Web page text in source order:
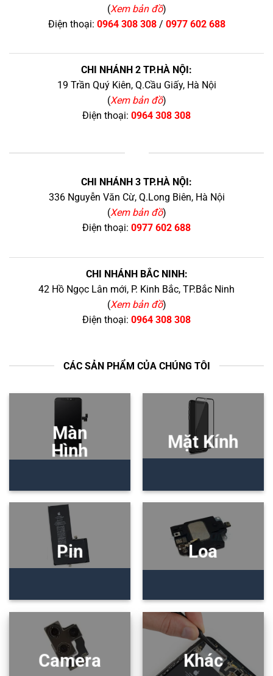
(Xem bản đồ)
Điện thoại: 0964 308 308/ 0977 602 688
CHI NHÁNH 2 TP.HÀ NỘI:
19 Trần Quý Kiên, Q.Cầu Giấy, Hà Nội
(Xem bản đồ)
Điện thoại: 0964 308 308
CHI NHÁNH 3 TP.HÀ NỘI:
336 Nguyễn Văn Cừ, Q.Long Biên, Hà Nội
(Xem bản đồ)
Điện thoại: 0977 602 688
CHI NHÁNH BẮC NINH:
42 Hồ Ngọc Lân mới, P. Kinh Bắc, TP.Bắc Ninh
(Xem bản đồ)
Điện thoại: 0964 308 308
CÁC SẢN PHẨM CỦA CHÚNG TÔI
Màn
Hình
Mặt Kính
Pin Loa
Camera Khác